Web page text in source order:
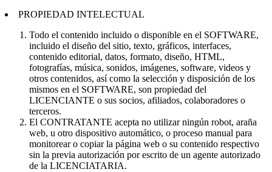
PROPIEDAD INTELECTUAL
Todo el contenido incluido o disponible en el SOFTWARE,
incluido el diseño del sitio, texto, gráficos, interfaces,
contenido editorial, datos, formato, diseño, HTML,
fotografías, música, sonidos, imágenes, software, videos y
otros contenidos, así como la selección y disposición de los
mismos en el SOFTWARE, son propiedad del
LICENCIANTE o sus socios, afiliados, colaboradores o
terceros.
El CONTRATANTE acepta no utilizar ningún robot, araña
web, u otro dispositivo automático, o proceso manual para
monitorear o copiar la página web o su contenido respectivo
sin la previa autorización por escrito de un agente autorizado
de la LICENCIATARIA.